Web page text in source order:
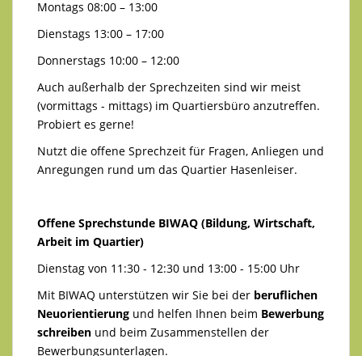
Montags 08:00 – 13:00
Dienstags 13:00 – 17:00
Donnerstags 10:00 – 12:00
Auch außerhalb der Sprechzeiten sind wir meist
(vormittags - mittags) im Quartiersbüro anzutreffen.
Probiert es gerne!
Nutzt die offene Sprechzeit für Fragen, Anliegen und
Anregungen rund um das Quartier Hasenleiser.
Offene Sprechstunde BIWAQ (Bildung, Wirtschaft,
Arbeit im Quartier)
Dienstag von 11:30 - 12:30 und 13:00 - 15:00 Uhr
Mit BIWAQ unterstützen wir Sie bei der beruflichen
Neuorientierung und helfen Ihnen beim Bewerbung
schreiben und beim Zusammenstellen der
Bewerbungsunterlagen.